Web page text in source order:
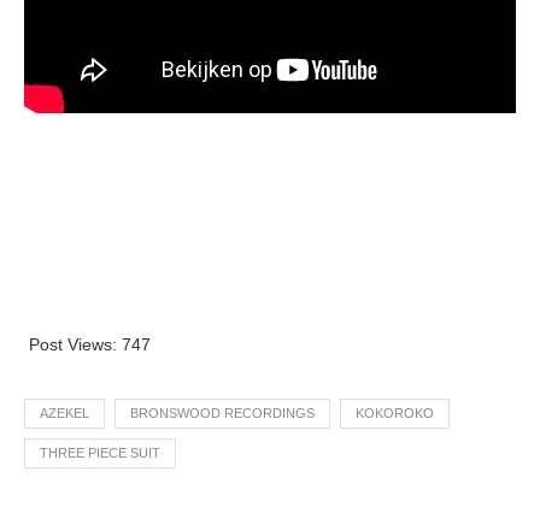
Post Views: 747
AZEKEL BRONSWOOD RECORDINGS KOKOROKO
THREE PIECE SUIT